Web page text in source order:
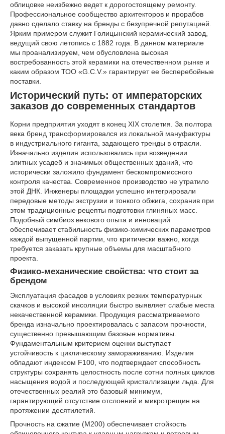
облицовке неизбежно ведет к дорогостоящему ремонту.
Профессиональное сообщество архитекторов и прорабов
давно сделало ставку на бренды с безупречной репутацией.
Ярким примером служит Голицынский керамический завод,
ведущий свою летопись с 1882 года. В данном материале
мы проанализируем, чем обусловлена высокая
востребованность этой керамики на отечественном рынке и
каким образом ТОО «G.C.V.» гарантирует ее бесперебойные
поставки.
Исторический путь: от императорских
заказов до современных стандартов
Корни предприятия уходят в конец XIX столетия. За полтора
века бренд трансформировался из локальной мануфактуры
в индустриального гиганта, задающего тренды в отрасли.
Изначально изделия использовались при возведении
элитных усадеб и значимых общественных зданий, что
исторически заложило фундамент бескомпромиссного
контроля качества. Современное производство не утратило
этой ДНК. Инженеры площадки успешно интегрировали
передовые методы экструзии и тонкого обжига, сохранив при
этом традиционные рецепты подготовки глиняных масс.
Подобный симбиоз векового опыта и инноваций
обеспечивает стабильность физико-химических параметров
каждой выпущенной партии, что критически важно, когда
требуется заказать крупные объемы для масштабного
проекта.
Физико-механические свойства: что стоит за
брендом
Эксплуатация фасадов в условиях резких температурных
скачков и высокой инсоляции быстро выявляет слабые места
некачественной керамики. Продукция рассматриваемого
бренда изначально проектировалась с запасом прочности,
существенно превышающим базовые нормативы.
Фундаментальным критерием оценки выступает
устойчивость к циклическому замораживанию. Изделия
обладают индексом F100, что подтверждает способность
структуры сохранять целостность после сотни полных циклов
насыщения водой и последующей кристаллизации льда. Для
отечественных реалий это базовый минимум,
гарантирующий отсутствие отслоений и микротрещин на
протяжении десятилетий.
Прочность на сжатие (М200) обеспечивает стойкость